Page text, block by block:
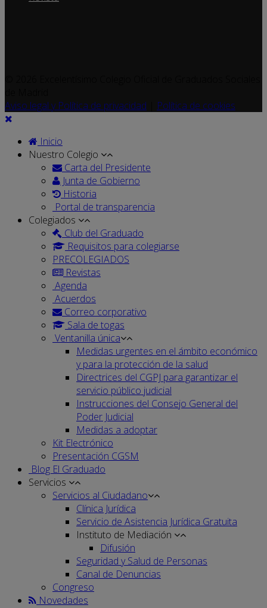
Aviso legal y Política de privacidad
Política de cookies
Inicio
Nuestro Colegio
Carta del Presidente
Junta de Gobierno
Historia
Portal de transparencia
Colegiados
Club del Graduado
Requisitos para colegiarse
PRECOLEGIADOS
Revistas
Agenda
Acuerdos
Correo corporativo
Sala de togas
Ventanilla única
Medidas urgentes en el ámbito económico
y para la protección de la salud
Directrices del CGPJ para garantizar el
servicio público judicial
Instrucciones del Consejo General del
Poder Judicial
Medidas a adoptar
Kit Electrónico
Presentación CGSM
Blog El Graduado
Servicios
Servicios al Ciudadano
Clínica Jurídica
Servicio de Asistencia Jurídica Gratuita
Instituto de Mediación
Difusión
Seguridad y Salud de Personas
Canal de Denuncias
Congreso
Novedades